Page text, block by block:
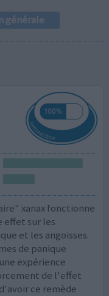
générale
xanax fonctionne
effet sur les
et les angoisses.
de panique
expérience
de l'effet
ce remède